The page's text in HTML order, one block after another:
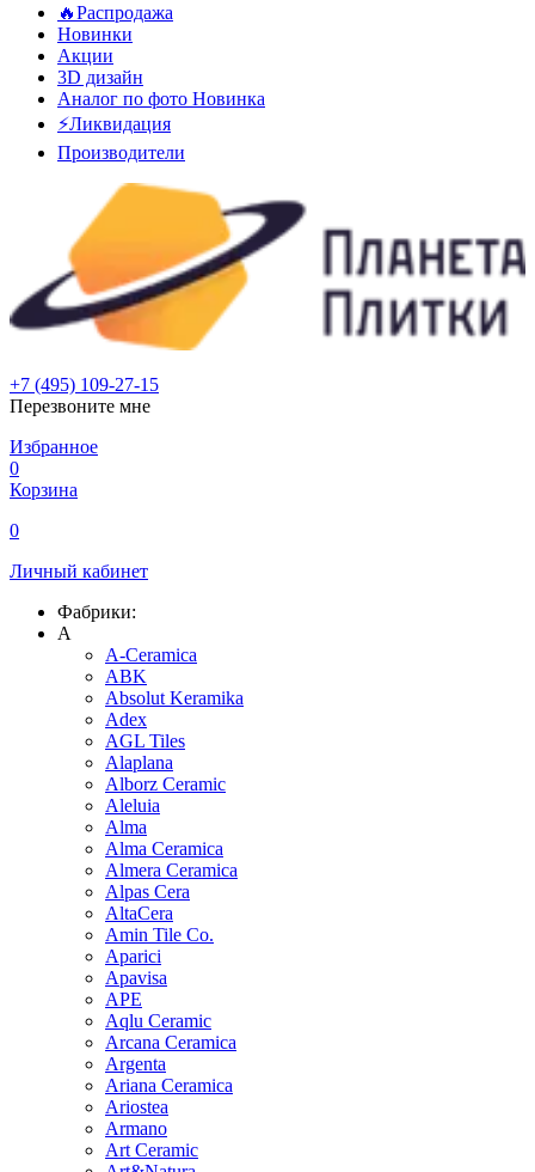
🔥Распродажа
Новинки
Акции
3D дизайн
Аналог по фото Новинка
⚡Ликвидация
Производители
+7 (495) 109-27-15
Перезвоните мне
Избранное
0
Корзина
0
Личный кабинет
Фабрики:
A
A-Ceramica
ABK
Absolut Keramika
Adex
AGL Tiles
Alaplana
Alborz Ceramic
Aleluia
Alma
Alma Ceramica
Almera Ceramica
Alpas Cera
AltaCera
Amin Tile Co.
Aparici
Apavisa
APE
Aqlu Ceramic
Arcana Ceramica
Argenta
Ariana Ceramica
Ariostea
Armano
Art Ceramic